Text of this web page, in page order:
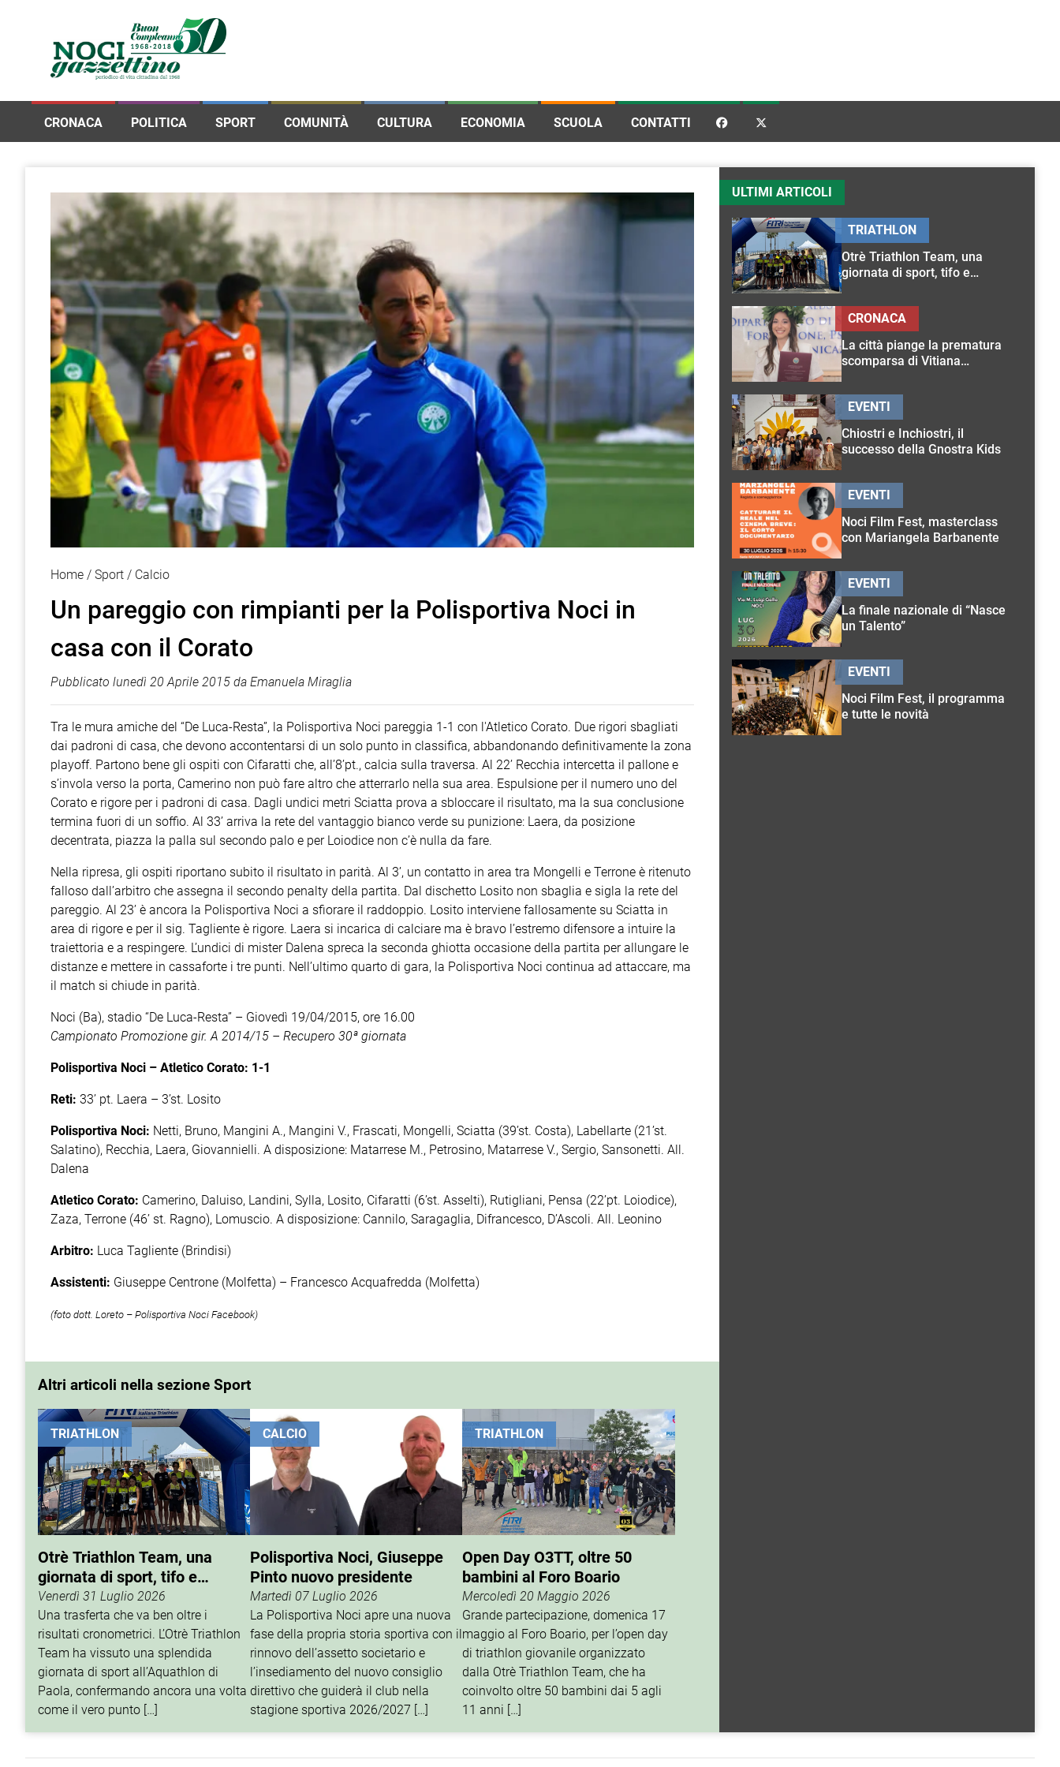
CRONACA POLITICA SPORT COMUNITÀ CULTURA ECONOMIA SCUOLA CONTATTI  
Home Sport Calcio
Un pareggio con rimpianti per la Polisportiva Noci in
casa con il Corato
Pubblicato lunedì 20 Aprile 2015 da Emanuela Miraglia
Tra le mura amiche del “De Luca-Resta”, la Polisportiva Noci pareggia 1-1 con l'Atletico Corato. Due rigori sbagliati
dai padroni di casa, che devono accontentarsi di un solo punto in classifica, abbandonando definitivamente la zona
playoff. Partono bene gli ospiti con Cifaratti che, all’8’pt., calcia sulla traversa. Al 22’ Recchia intercetta il pallone e
s’invola verso la porta, Camerino non può fare altro che atterrarlo nella sua area. Espulsione per il numero uno del
Corato e rigore per i padroni di casa. Dagli undici metri Sciatta prova a sbloccare il risultato, ma la sua conclusione
termina fuori di un soffio. Al 33’ arriva la rete del vantaggio bianco verde su punizione: Laera, da posizione
decentrata, piazza la palla sul secondo palo e per Loiodice non c’è nulla da fare.
Nella ripresa, gli ospiti riportano subito il risultato in parità. Al 3’, un contatto in area tra Mongelli e Terrone è ritenuto
falloso dall’arbitro che assegna il secondo penalty della partita. Dal dischetto Losito non sbaglia e sigla la rete del
pareggio. Al 23’ è ancora la Polisportiva Noci a sfiorare il raddoppio. Losito interviene fallosamente su Sciatta in
area di rigore e per il sig. Tagliente è rigore. Laera si incarica di calciare ma è bravo l’estremo difensore a intuire la
traiettoria e a respingere. L’undici di mister Dalena spreca la seconda ghiotta occasione della partita per allungare le
distanze e mettere in cassaforte i tre punti. Nell’ultimo quarto di gara, la Polisportiva Noci continua ad attaccare, ma
il match si chiude in parità.
Noci (Ba), stadio “De Luca-Resta” – Giovedì 19/04/2015, ore 16.00
Campionato Promozione gir. A 2014/15 – Recupero 30ª giornata
Polisportiva Noci – Atletico Corato: 1-1
Reti: 33’ pt. Laera – 3’st. Losito
Polisportiva Noci: Netti, Bruno, Mangini A., Mangini V., Frascati, Mongelli, Sciatta (39’st. Costa), Labellarte (21’st.
Salatino), Recchia, Laera, Giovannielli. A disposizione: Matarrese M., Petrosino, Matarrese V., Sergio, Sansonetti. All.
Dalena
Atletico Corato: Camerino, Daluiso, Landini, Sylla, Losito, Cifaratti (6’st. Asselti), Rutigliani, Pensa (22’pt. Loiodice),
Zaza, Terrone (46’ st. Ragno), Lomuscio. A disposizione: Cannilo, Saragaglia, Difrancesco, D’Ascoli. All. Leonino
Arbitro: Luca Tagliente (Brindisi)
Assistenti: Giuseppe Centrone (Molfetta) – Francesco Acquafredda (Molfetta)
(foto dott. Loreto – Polisportiva Noci Facebook)
Altri articoli nella sezione Sport
TRIATHLON
Otrè Triathlon Team, una
giornata di sport, tifo e
condivisione
Venerdì 31 Luglio 2026
Una trasferta che va ben oltre i
risultati cronometrici. L’Otrè Triathlon
Team ha vissuto una splendida
giornata di sport all’Aquathlon di
Paola, confermando ancora una volta
come il vero punto […]
CALCIO
Polisportiva Noci, Giuseppe
Pinto nuovo presidente
Martedì 07 Luglio 2026
La Polisportiva Noci apre una nuova
fase della propria storia sportiva con il
rinnovo dell’assetto societario e
l’insediamento del nuovo consiglio
direttivo che guiderà il club nella
stagione sportiva 2026/2027 […]
TRIATHLON
Open Day O3TT, oltre 50
bambini al Foro Boario
Mercoledì 20 Maggio 2026
Grande partecipazione, domenica 17
maggio al Foro Boario, per l’open day
di triathlon giovanile organizzato
dalla Otrè Triathlon Team, che ha
coinvolto oltre 50 bambini dai 5 agli
11 anni […]
ULTIMI ARTICOLI
Otrè Triathlon Team, una
giornata di sport, tifo e
TRIATHLON
La città piange la prematura
scomparsa di Vitiana
CRONACA
Chiostri e Inchiostri, il
successo della Gnostra Kids
EVENTI
Noci Film Fest, masterclass
con Mariangela Barbanente
EVENTI
La finale nazionale di “Nasce
un Talento”
EVENTI
Noci Film Fest, il programma
e tutte le novità
EVENTI